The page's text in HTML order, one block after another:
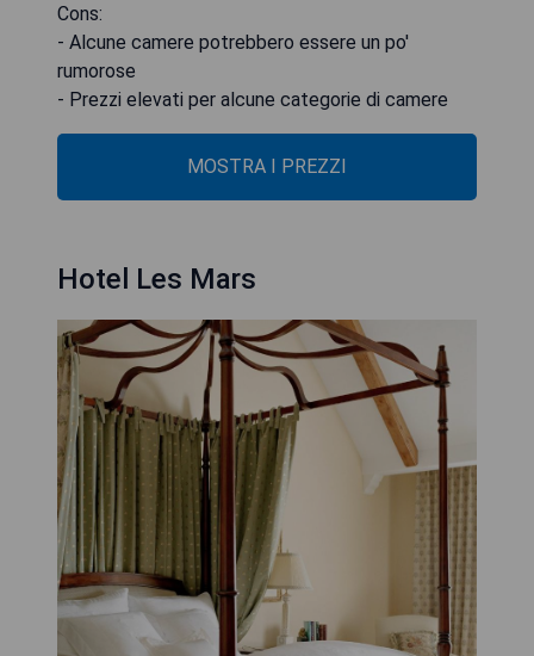
Cons:
- Alcune camere potrebbero essere un po'
rumorose
- Prezzi elevati per alcune categorie di camere
MOSTRA I PREZZI
Hotel Les Mars